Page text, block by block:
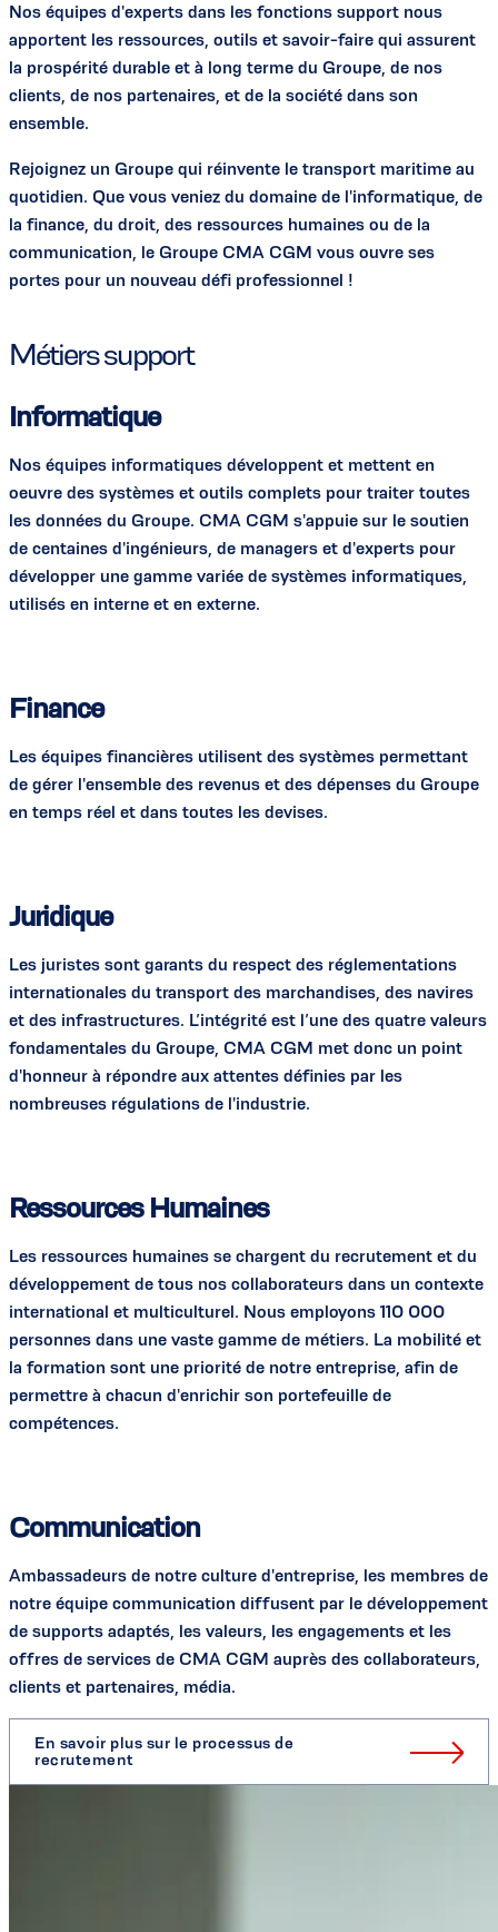
Nos équipes d'experts dans les fonctions support nous
apportent les ressources, outils et savoir-faire qui assurent
la prospérité durable et à long terme du Groupe, de nos
clients, de nos partenaires, et de la société dans son
ensemble.
Rejoignez un Groupe qui réinvente le transport maritime au
quotidien. Que vous veniez du domaine de l'informatique, de
la finance, du droit, des ressources humaines ou de la
communication, le Groupe CMA CGM vous ouvre ses
portes pour un nouveau défi professionnel !
Métiers support
Informatique
Nos équipes informatiques développent et mettent en
oeuvre des systèmes et outils complets pour traiter toutes
les données du Groupe. CMA CGM s'appuie sur le soutien
de centaines d'ingénieurs, de managers et d'experts pour
développer une gamme variée de systèmes informatiques,
utilisés en interne et en externe.
Finance
Les équipes financières utilisent des systèmes permettant
de gérer l'ensemble des revenus et des dépenses du Groupe
en temps réel et dans toutes les devises.
Juridique
Les juristes sont garants du respect des réglementations
internationales du transport des marchandises, des navires
et des infrastructures. L’intégrité est l’une des quatre valeurs
fondamentales du Groupe, CMA CGM met donc un point
d'honneur à répondre aux attentes définies par les
nombreuses régulations de l'industrie.
Ressources Humaines
Les ressources humaines se chargent du recrutement et du
développement de tous nos collaborateurs dans un contexte
international et multiculturel. Nous employons 110 000
personnes dans une vaste gamme de métiers. La mobilité et
la formation sont une priorité de notre entreprise, afin de
permettre à chacun d'enrichir son portefeuille de
compétences.
Communication
Ambassadeurs de notre culture d'entreprise, les membres de
notre équipe communication diffusent par le développement
de supports adaptés, les valeurs, les engagements et les
offres de services de CMA CGM auprès des collaborateurs,
clients et partenaires, média.
En savoir plus sur le processus de
recrutement